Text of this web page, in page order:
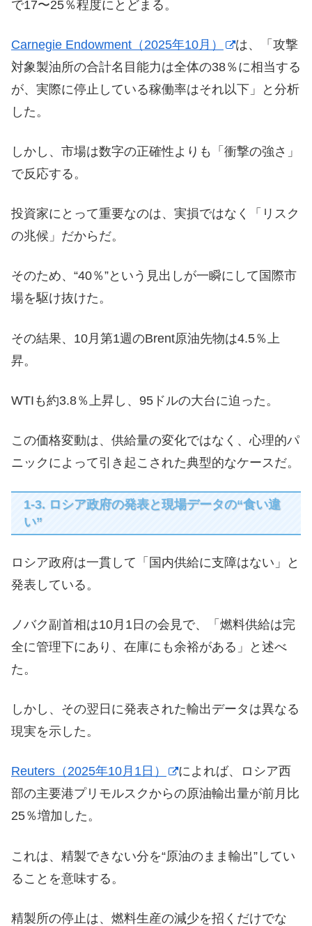
で17〜25％程度にとどまる。
Carnegie Endowment（2025年10月）
は、「攻撃
対象製油所の合計名目能力は全体の38％に相当する
が、実際に停止している稼働率はそれ以下」と分析
した。
しかし、市場は数字の正確性よりも「衝撃の強さ」
で反応する。
投資家にとって重要なのは、実損ではなく「リスク
の兆候」だからだ。
そのため、“40％”という見出しが一瞬にして国際市
場を駆け抜けた。
その結果、10月第1週のBrent原油先物は4.5％上
昇。
WTIも約3.8％上昇し、95ドルの大台に迫った。
この価格変動は、供給量の変化ではなく、心理的パ
ニックによって引き起こされた典型的なケースだ。
1-3. ロシア政府の発表と現場データの“食い違
い”
ロシア政府は一貫して「国内供給に支障はない」と
発表している。
ノバク副首相は10月1日の会見で、「燃料供給は完
全に管理下にあり、在庫にも余裕がある」と述べ
た。
しかし、その翌日に発表された輸出データは異なる
現実を示した。
Reuters（2025年10月1日）
によれば、ロシア西
部の主要港プリモルスクからの原油輸出量が前月比
25％増加した。
これは、精製できない分を“原油のまま輸出”してい
ることを意味する。
精製所の停止は、燃料生産の減少を招くだけでな